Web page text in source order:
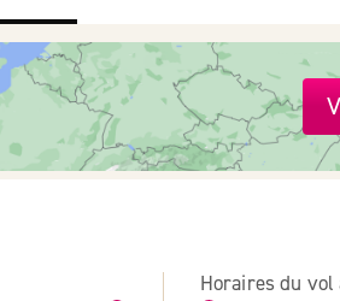
Horaires du